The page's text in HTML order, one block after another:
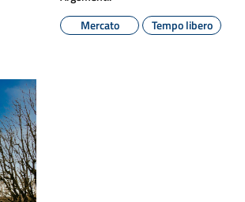
Mercato
Tempo libero